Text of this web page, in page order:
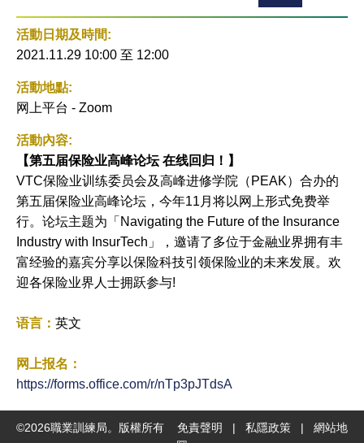
活動日期及時間:
2021.11.29 10:00 至 12:00
活動地點:
网上平台 - Zoom
活動內容:
【第五届保险业高峰论坛 在线回归！】
VTC保险业训练委员会及高峰进修学院（PEAK）合办的
第五届保险业高峰论坛，今年11月将以网上形式免费举
行。论坛主题为「Navigating the Future of the Insurance
Industry with InsurTech」，邀请了多位于金融业界拥有丰
富经验的嘉宾分享以保险科技引领保险业的未来发展。欢
迎各保险业界人士拥跃参与!
语言： 英文
网上报名：
https://forms.office.com/r/nTp3pJTdsA
©2026職業訓練局。版權所有 免責聲明 | 私隱政策 | 網站地